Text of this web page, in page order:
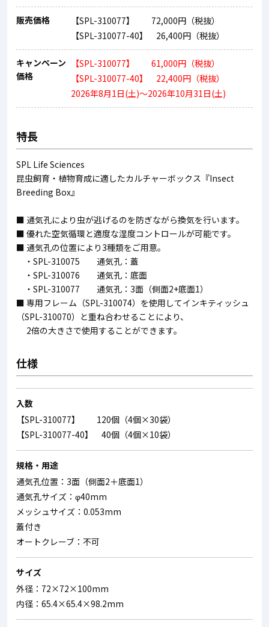
販売価格
【SPL-310077】 72,000円（税抜）
【SPL-310077-40】 26,400円（税抜）
キャンペーン
価格
【SPL-310077】 61,000円（税抜）
【SPL-310077-40】 22,400円（税抜）
2026年8月1日(土)～2026年10月31日(土)
特長
SPL Life Sciences
昆虫飼育・植物育成に適したカルチャーボックス『Insect
Breeding Box』
■ 通気孔により虫が逃げるのを防ぎながら換気を行います。
■ 優れた空気循環と適度な湿度コントロールが可能です。
■ 通気孔の位置により3種類をご用意。
・SPL-310075 通気孔：蓋
・SPL-310076 通気孔：底面
・SPL-310077 通気孔：3面（側面2+底面1）
■ 専用フレーム（SPL-310074）を使用してインキティッシュ
（SPL-310070）と重ね合わせることにより、
2倍の大きさで使用することができます。
仕様
入数
【SPL-310077】 120個（4個×30袋）
【SPL-310077-40】 40個（4個×10袋）
規格・用途
通気孔位置：3面（側面2＋底面1）
通気孔サイズ：φ40mm
メッシュサイズ：0.053mm
蓋付き
オートクレーブ：不可
サイズ
外径：72×72×100mm
内径：65.4×65.4×98.2mm